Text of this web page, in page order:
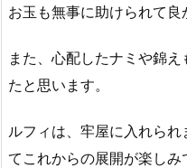
お玉も無事に助けられて良
また、心配したナミや錦
たと思います。
ルフィは、牢屋に入れら
てこれからの展開が楽しみ